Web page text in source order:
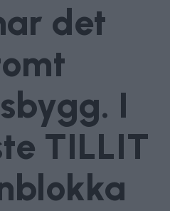
det
I
TILLIT